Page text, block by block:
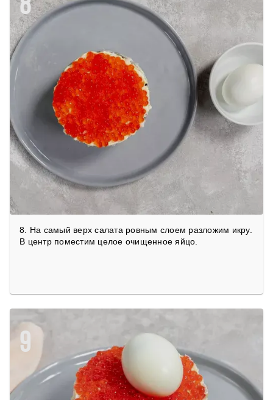
8
8. На самый верх салата ровным слоем разложим икру.
В центр поместим целое очищенное яйцо.
9